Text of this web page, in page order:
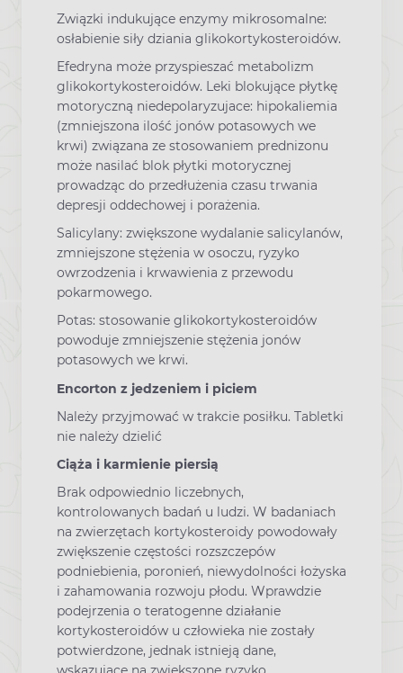
Związki indukujące enzymy mikrosomalne:
osłabienie siły dziania glikokortykosteroidów.
Efedryna może przyspieszać metabolizm
glikokortykosteroidów. Leki blokujące płytkę
motoryczną niedepolaryzujace: hipokaliemia
(zmniejszona ilość jonów potasowych we
krwi) związana ze stosowaniem prednizonu
może nasilać blok płytki motorycznej
prowadząc do przedłużenia czasu trwania
depresji oddechowej i porażenia.
Salicylany: zwiększone wydalanie salicylanów,
zmniejszone stężenia w osoczu, ryzyko
owrzodzenia i krwawienia z przewodu
pokarmowego.
Potas: stosowanie glikokortykosteroidów
powoduje zmniejszenie stężenia jonów
potasowych we krwi.
Encorton z jedzeniem i piciem
Należy przyjmować w trakcie posiłku. Tabletki
nie należy dzielić
Ciąża i karmienie piersią
Brak odpowiednio liczebnych,
kontrolowanych badań u ludzi. W badaniach
na zwierzętach kortykosteroidy powodowały
zwiększenie częstości rozszczepów
podniebienia, poronień, niewydolności łożyska
i zahamowania rozwoju płodu. Wprawdzie
podejrzenia o teratogenne działanie
kortykosteroidów u człowieka nie zostały
potwierdzone, jednak istnieją dane,